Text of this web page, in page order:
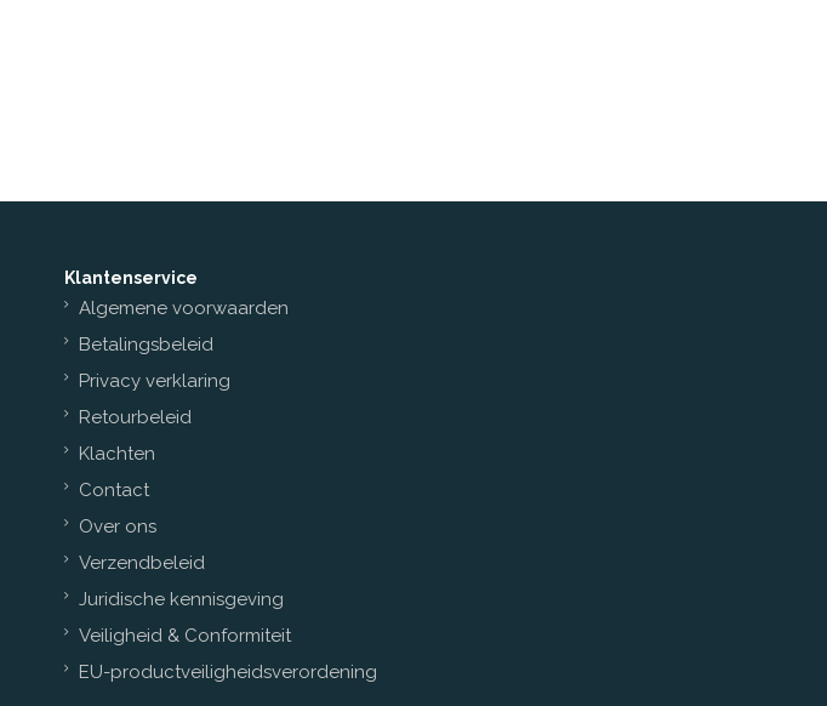
Klantenservice
Algemene voorwaarden
Betalingsbeleid
Privacy verklaring
Retourbeleid
Klachten
Contact
Over ons
Verzendbeleid
Juridische kennisgeving
Veiligheid & Conformiteit
EU-productveiligheidsverordening